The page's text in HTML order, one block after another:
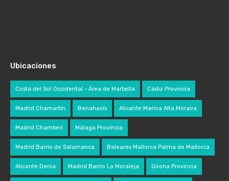
Ubicaciones
Costa del Sol Occidental - Área de Marbella Cádiz Provincia
Madrid Chamartin Benahavís Alicante Marina Alta Moraira
Madrid Chamberí Málaga Provincia
Madrid Barrio de Salamanca Baleares Mallorca Palma de Mallorca
Alicante Denia Madrid Barrio La Moraleja Girona Provincia